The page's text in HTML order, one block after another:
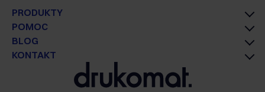
PRODUKTY
POMOC
BLOG
KONTAKT